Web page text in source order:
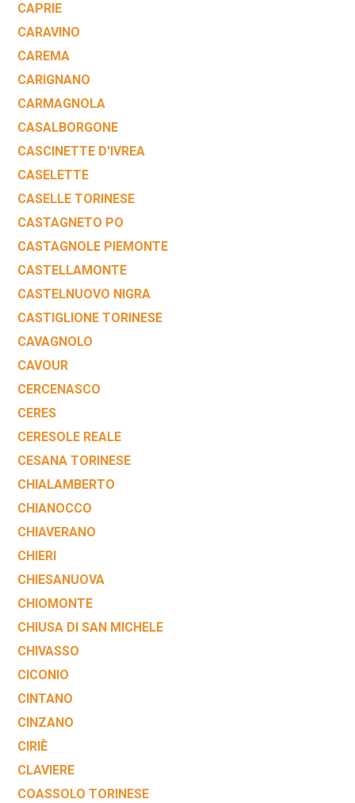
CAPRIE
CARAVINO
CAREMA
CARIGNANO
CARMAGNOLA
CASALBORGONE
CASCINETTE D'IVREA
CASELETTE
CASELLE TORINESE
CASTAGNETO PO
CASTAGNOLE PIEMONTE
CASTELLAMONTE
CASTELNUOVO NIGRA
CASTIGLIONE TORINESE
CAVAGNOLO
CAVOUR
CERCENASCO
CERES
CERESOLE REALE
CESANA TORINESE
CHIALAMBERTO
CHIANOCCO
CHIAVERANO
CHIERI
CHIESANUOVA
CHIOMONTE
CHIUSA DI SAN MICHELE
CHIVASSO
CICONIO
CINTANO
CINZANO
CIRIÈ
CLAVIERE
COASSOLO TORINESE